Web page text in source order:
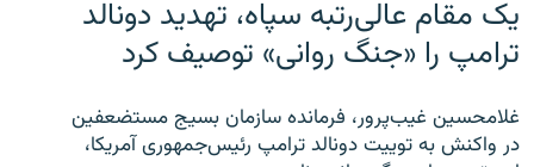
یک مقام عالی‌رتبه سپاه، تهدید دونالد
ترامپ را «جنگ روانی» توصیف کرد
غلامحسین غیب‌پرور، فرمانده سازمان بسیج مستضعفین
در واکنش به توییت دونالد ترامپ رئیس‌جمهوری آمریکا،